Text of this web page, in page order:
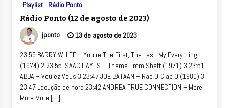
Playlist Rádio Ponto
Rádio Ponto (12 de agosto de 2023)
jponto 13 de agosto de 2023
23:59 BARRY WHITE – You’re The First, The Last, My Everything
(1974) 2 23:55 ISAAC HAYES – Theme From Shaft (1971) 3 23:51
ABBA – Voulez Vous 3 23:47 JOE BATAAN – Rap O Clap O (1980) 3
23:47 Locução de hora 23:42 ANDREA TRUE CONNECTION – More
More More […]